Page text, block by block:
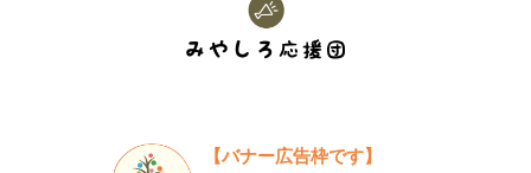
【バナー広告枠です】